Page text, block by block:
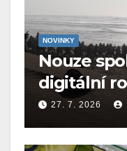
NOVINKY
Nouze
digitální
27. 7. 2026